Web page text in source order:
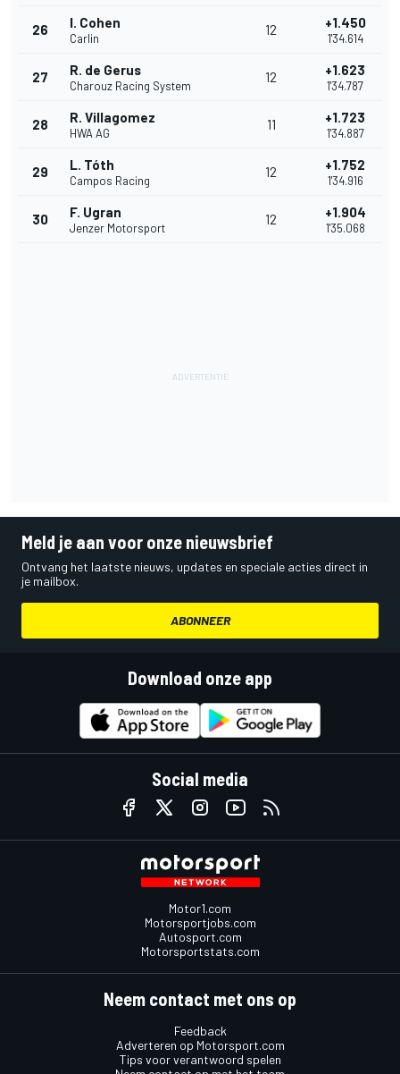
26 I. Cohen
Carlin
12 +1.450
1'34.614
27 R. de Gerus
Charouz Racing System
12 +1.623
1'34.787
28 R. Villagomez
HWA AG
11 +1.723
1'34.887
29 L. Tóth
Campos Racing
12 +1.752
1'34.916
30 F. Ugran
Jenzer Motorsport
12 +1.904
1'35.068
Meld je aan voor onze nieuwsbrief
Ontvang het laatste nieuws, updates en speciale acties direct in
je mailbox.
ABONNEER
Download onze app
Social media
Motor1.com
Motorsportjobs.com
Autosport.com
Motorsportstats.com
Neem contact met ons op
Feedback
Adverteren op Motorsport.com
Tips voor verantwoord spelen